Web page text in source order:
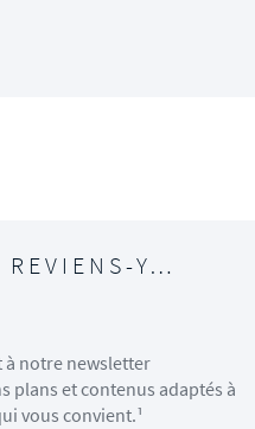
Y…
à notre newsletter
plans et contenus adaptés à
vous convient.¹